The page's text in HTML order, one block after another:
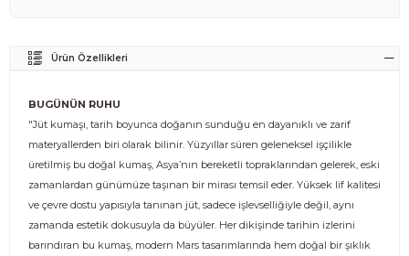
Ürün Özellikleri
BUGÜNÜN RUHU
"Jüt kumaşı, tarih boyunca doğanın sunduğu en dayanıklı ve zarif
materyallerden biri olarak bilinir. Yüzyıllar süren geleneksel işçilikle
üretilmiş bu doğal kumaş, Asya’nın bereketli topraklarından gelerek, eski
zamanlardan günümüze taşınan bir mirası temsil eder. Yüksek lif kalitesi
ve çevre dostu yapısıyla tanınan jüt, sadece işlevselliğiyle değil, aynı
zamanda estetik dokusuyla da büyüler. Her dikişinde tarihin izlerini
barındıran bu kumaş, modern Mars tasarımlarında hem doğal bir şıklık